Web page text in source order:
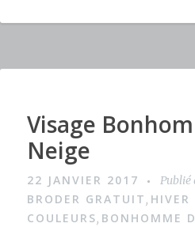
b
o
r
stg
I
m
g
e
Visage
Neige
22 JANVIER 2017 Publié
BRODER GRATUIT, HIVER
COULEURS, BONHOMME